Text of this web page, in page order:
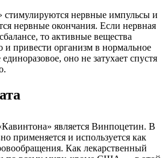
стимулируются нервные импульсы и
нервные окончания. Если нервная
то активные вещества
и привести организм в нормальное
оно не затухает спустя
является Винпоцетин. В
применяется и используется как
Как лекарственный